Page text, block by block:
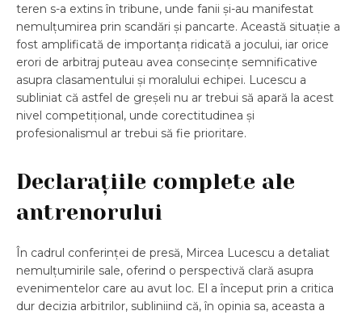
teren s-a extins în tribune, unde fanii și-au manifestat
nemulțumirea prin scandări și pancarte. Această situație a
fost amplificată de importanța ridicată a jocului, iar orice
erori de arbitraj puteau avea consecințe semnificative
asupra clasamentului și moralului echipei. Lucescu a
subliniat că astfel de greșeli nu ar trebui să apară la acest
nivel competițional, unde corectitudinea și
profesionalismul ar trebui să fie prioritare.
Declarațiile complete ale
antrenorului
În cadrul conferinței de presă, Mircea Lucescu a detaliat
nemulțumirile sale, oferind o perspectivă clară asupra
evenimentelor care au avut loc. El a început prin a critica
dur decizia arbitrilor, subliniind că, în opinia sa, aceasta a